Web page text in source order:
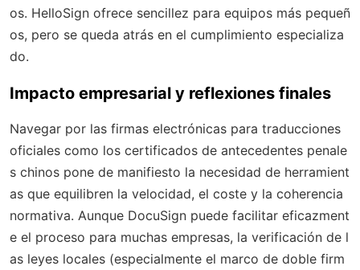
os. HelloSign ofrece sencillez para equipos más pequeñ
os, pero se queda atrás en el cumplimiento especializa
do.
Impacto empresarial y reflexiones finales
Navegar por las firmas electrónicas para traducciones
oficiales como los certificados de antecedentes penale
s chinos pone de manifiesto la necesidad de herramient
as que equilibren la velocidad, el coste y la coherencia
normativa. Aunque DocuSign puede facilitar eficazment
e el proceso para muchas empresas, la verificación de l
as leyes locales (especialmente el marco de doble firm